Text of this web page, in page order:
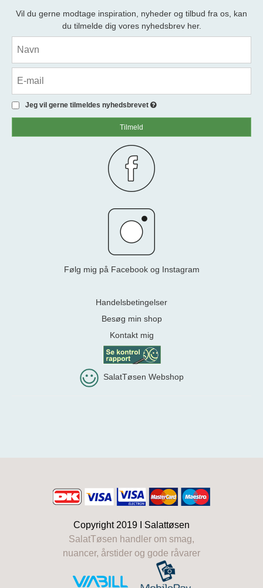
Vil du gerne modtage inspiration, nyheder og tilbud fra os, kan
du tilmelde dig vores nyhedsbrev her.
Jeg vil gerne tilmeldes nyhedsbrevet
Tilmeld
Følg mig på Facebook og Instagram
Handelsbetingelser
Besøg min shop
Kontakt mig
SalatTøsen Webshop
Copyright 2019 I Salattøsen
SalatTøsen handler om smag,
nuancer, årstider og gode råvarer